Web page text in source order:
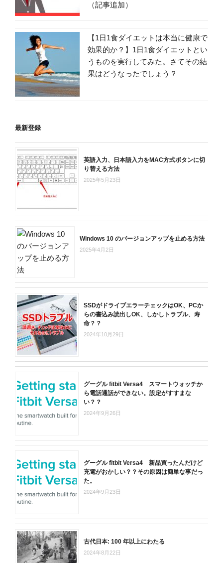
（記事追加）
【1日1食ダイエットは本当に健康で
効果的か？】1日1食ダイエットとい
うものを実行してみた。さてその結
果はどうなったでしょう？
最新登録
英語入力、日本語入力をMAC方式ボタンに切
り替える方法
2025年5月23日
Windows 10 のバージョンアップを止める方法
2025年4月2日
SSDがドライブエラーチェックはOK、PCか
らの書込み読出しOK、しかしトラブル、寿
命？？
2024年10月29日
グーグル fitbit Versa4 スマートウォッチか
ら電話通話ができない。設定がすすまな
い？？
2024年9月26日
グーグル fitbit Versa4 新品買ったんだけど
充電がおかしい？？その原因は簡単な事だっ
た。
2024年9月23日
古代日本: 100 年以上にわたる
2024年8月22日